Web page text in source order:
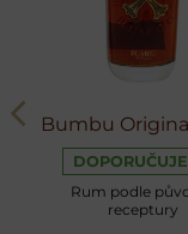
Bumbu
Rum podle
receptury